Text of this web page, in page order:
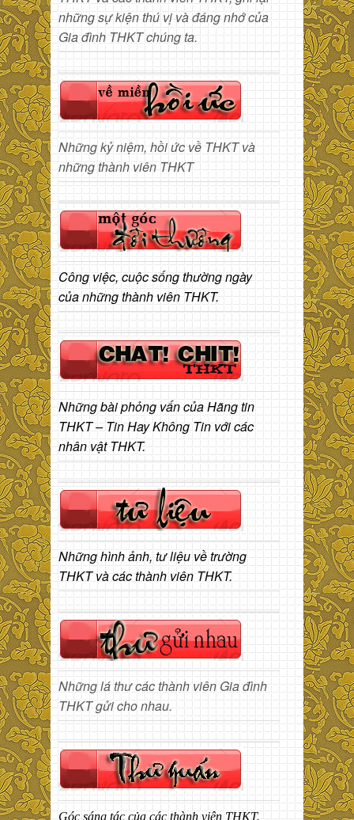
những sự kiện thú vị và đáng nhớ của
Gia đình THKT chúng ta.
Những kỷ niệm, hồi ức về THKT và
những thành viên THKT
Công việc, cuộc sống thường ngày
của những thành viên THKT.
Những bài phỏng vấn của Hãng tin
THKT – Tin Hay Không Tin với các
nhân vật THKT.
Những hình ảnh, tư liệu về trường
THKT và các thành viên THKT.
Những lá thư các thành viên Gia đình
THKT gửi cho nhau.
Góc sáng tác của các thành viên THKT.